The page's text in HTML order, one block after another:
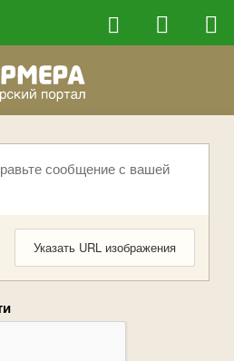
сообщение с вашей
Указать URL изображения